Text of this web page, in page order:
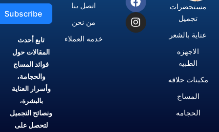
مستحضرات
تجميل
عناية بالشعر
الاجهزه
الطبيه
مكينات حلاقه
المساج
الحجامه
اتصل بنا
من نحن
خدمه العملاء
Subscribe
تابع أحدث
المقالات حول
فوائد المساج
والحجامة،
وأسرار العناية
بالبشرة،
ونصائح التجميل
لتحصل على